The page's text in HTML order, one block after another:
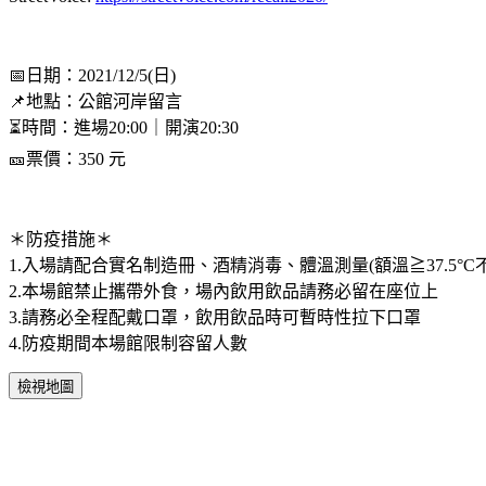
📅日期：2021/12/5(日)
📌地點：公館河岸留言
⏳時間：進場20:00｜開演20:30
🎫票價：350 元
＊防疫措施＊
1.入場請配合實名制造冊、酒精消毒、體溫測量(額溫≧37.5°C
2.本場館禁止攜帶外食，場內飲用飲品請務必留在座位上
3.請務必全程配戴口罩，飲用飲品時可暫時性拉下口罩
4.防疫期間本場館限制容留人數
檢視地圖